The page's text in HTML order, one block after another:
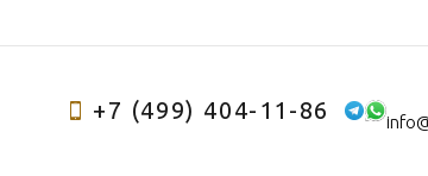
+7 (499) 404-11-86